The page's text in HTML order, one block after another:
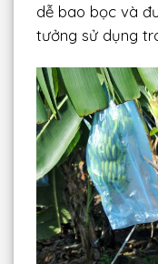
dễ bao bọc và
tưởng sử dụng